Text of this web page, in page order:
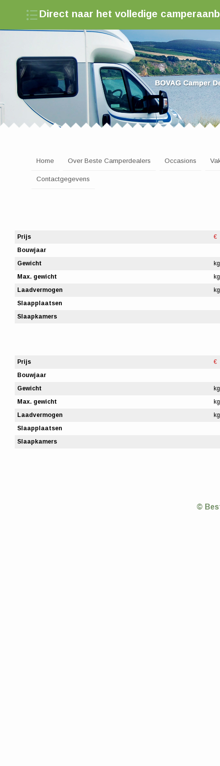
Direct naar het volledige
Zoek een camperdealer in Nederland
Home Over Beste Camperdealers Occasions
Contactgegevens
Prijs
€
Bouwjaar
Gewicht
kg
Max. gewicht
kg
Laadvermogen
kg
Slaapplaatsen
Slaapkamers
Prijs
€
Bouwjaar
Gewicht
kg
Max. gewicht
kg
Laadvermogen
kg
Slaapplaatsen
Slaapkamers
©